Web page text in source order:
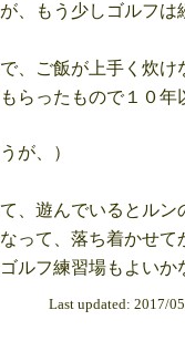
、もう少しゴルフは
ご飯が上手く炊け
らったもので１０年
が、）
、遊んでいるとルン
て、落ち着かせて
フ練習場もよいか
Last updated: 2017/